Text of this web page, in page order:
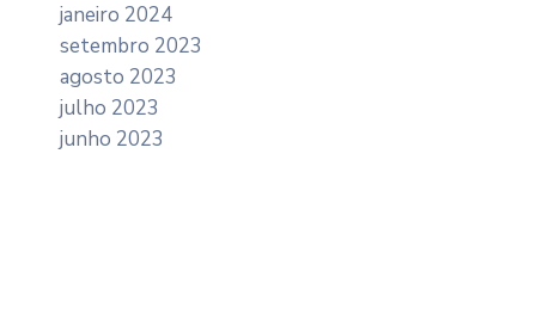
janeiro 2024
setembro 2023
agosto 2023
julho 2023
junho 2023